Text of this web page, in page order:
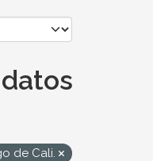
de Cali.